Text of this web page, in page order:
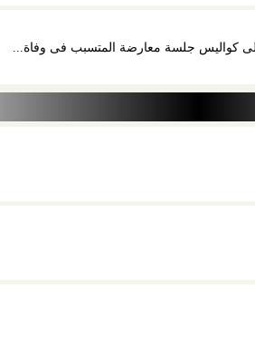
كواليس جلسة معارضة المتسبب فى وفاة...